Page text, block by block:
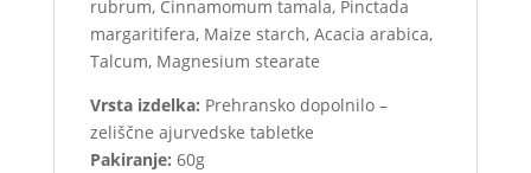
rubrum, Cinnamomum tamala, Pinctada
margaritifera, Maize starch, Acacia arabica,
Talcum, Magnesium stearate
Vrsta izdelka: Prehransko dopolnilo –
zeliščne ajurvedske tabletke
Pakiranje: 60g